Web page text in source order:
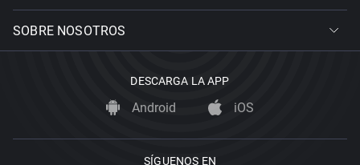
SOBRE NOSOTROS
DESCARGA LA APP
Android iOS
SÍGUENOS EN